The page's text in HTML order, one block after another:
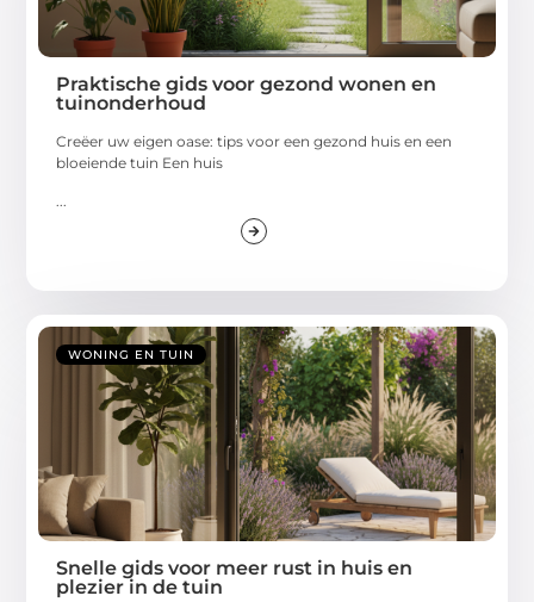
Praktische gids voor gezond wonen en
tuinonderhoud
Creëer uw eigen oase: tips voor een gezond huis en een
bloeiende tuin Een huis
...
WONING EN TUIN
Snelle gids voor meer rust in huis en
plezier in de tuin